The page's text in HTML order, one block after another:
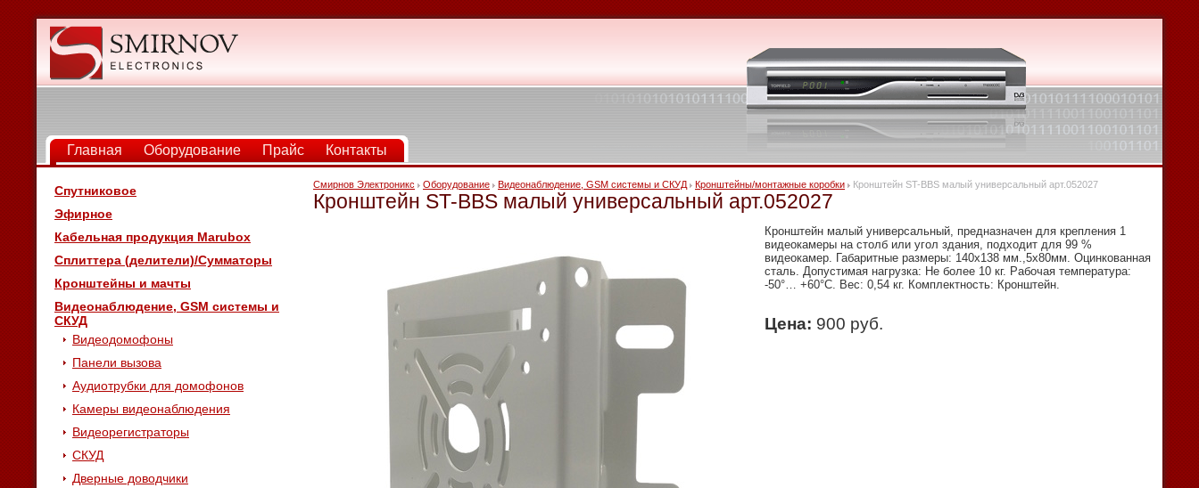
Главная Оборудование Прайс Контакты
Спутниковое
Эфирное
Кабельная продукция Marubox
Сплиттера (делители)/Сумматоры
Кронштейны и мачты
Видеонаблюдение, GSM системы и
СКУД
Видеодомофоны
Панели вызова
Аудиотрубки для домофонов
Камеры видеонаблюдения
Видеорегистраторы
СКУД
Дверные доводчики
Смирнов Электроникс Оборудование Видеонаблюдение, GSM системы и СКУД Кронштейны/монтажные коробки Кронштейн ST-BBS малый универсальный арт.052027
Кронштейн ST-BBS малый универсальный арт.052027
Кронштейн малый универсальный, предназначен для крепления 1
видеокамеры на столб или угол здания, подходит для 99 %
видеокамер. Габаритные размеры: 140х138 мм.,5х80мм. Оцинкованная
сталь. Допустимая нагрузка: Не более 10 кг. Рабочая температура:
-50°… +60°С. Вес: 0,54 кг. Комплектность: Кронштейн.
Цена: 900 руб.